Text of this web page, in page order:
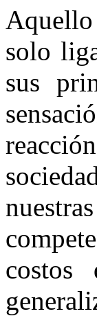
solo
sus
costos